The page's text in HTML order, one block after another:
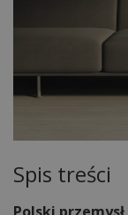
Spis treści